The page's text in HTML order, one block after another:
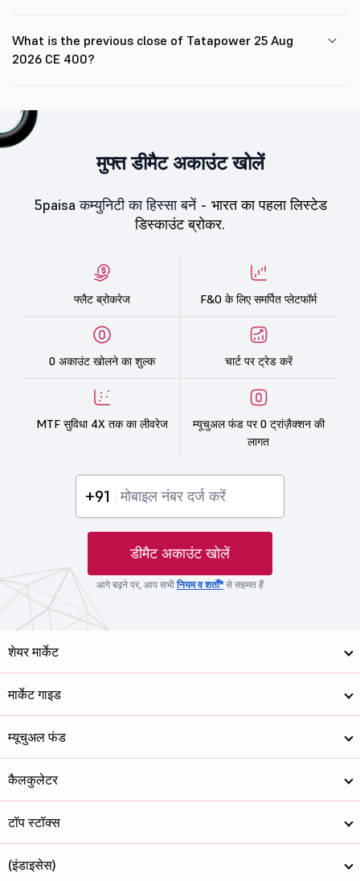
What is the previous close of Tatapower 25 Aug
2026 CE 400?
मुफ्त डीमैट अकाउंट खोलें
5paisa कम्युनिटी का हिस्सा बनें - भारत का पहला लिस्टेड
डिस्काउंट ब्रोकर.
फ्लैट ब्रोकरेज F&O के लिए समर्पित प्लेटफॉर्म
0 अकाउंट खोलने का शुल्क चार्ट पर ट्रेड करें
MTF सुविधा 4X तक का लीवरेज
म्यूचुअल फंड पर 0 ट्रांज़ैक्शन की
लागत
+91
डीमैट अकाउंट खोलें
आगे बढ़ने पर, आप सभीनियम व शर्तों*से सहमत हैं
शेयर मार्केट
मार्केट गाइड
म्यूचुअल फंड
कैलकुलेटर
टॉप स्टॉक्स
(इंडाइसेस)